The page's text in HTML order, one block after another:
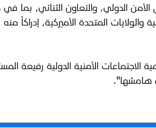
والتعاون الثنائي، بما في
والولايات المتحدة الأميركية،
الاجتماعات الأمنية الدولية
هامشها".